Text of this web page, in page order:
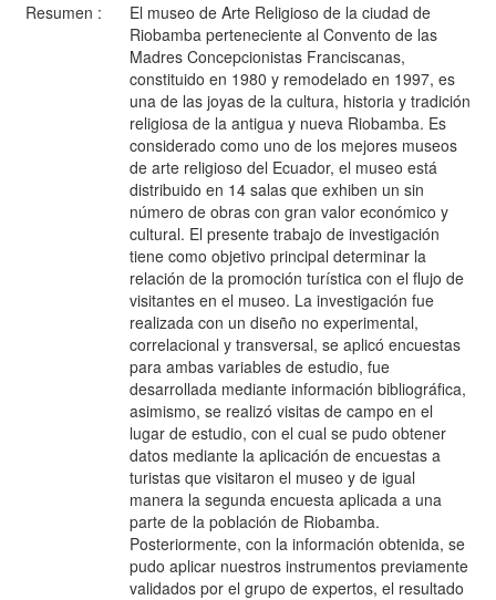
Resumen :
El museo de Arte Religioso de la ciudad de
Riobamba perteneciente al Convento de las
Madres Concepcionistas Franciscanas,
constituido en 1980 y remodelado en 1997, es
una de las joyas de la cultura, historia y tradición
religiosa de la antigua y nueva Riobamba. Es
considerado como uno de los mejores museos
de arte religioso del Ecuador, el museo está
distribuido en 14 salas que exhiben un sin
número de obras con gran valor económico y
cultural. El presente trabajo de investigación
tiene como objetivo principal determinar la
relación de la promoción turística con el flujo de
visitantes en el museo. La investigación fue
realizada con un diseño no experimental,
correlacional y transversal, se aplicó encuestas
para ambas variables de estudio, fue
desarrollada mediante información bibliográfica,
asimismo, se realizó visitas de campo en el
lugar de estudio, con el cual se pudo obtener
datos mediante la aplicación de encuestas a
turistas que visitaron el museo y de igual
manera la segunda encuesta aplicada a una
parte de la población de Riobamba.
Posteriormente, con la información obtenida, se
pudo aplicar nuestros instrumentos previamente
validados por el grupo de expertos, el resultado